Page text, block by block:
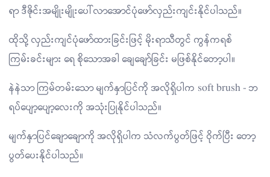
ရာ ဒီဇိုင်းအမျိုးမျိုးပေါ်လာအောင်ပုံဖော်လှည်းကျင်းနိုင်ပါသည်။
ထိုသို့ လှည်းကျင်ပုံဖော်ထားခြင်းဖြင့် မိုးရာသီတွင် ကွန်ကရစ်
ကြမ်းခင်းများ ရေ စိုသောအခါ ချေချော်ခြင်း မဖြစ်နိုင်တော့ပါ။
နဲနဲသာ ကြမ်တမ်းသော မျက်နှာပြင်ကို အလိုရှိပါက soft brush - ဘ
ရပ်ပျော့ပျော့လေးကို အသုံးပြုနိုင်ပါသည်။
မျက်နှာပြင်ချောချောကို အလိုရှိပါက သံလက်ပွတ်ဖြင့် ဝိုက်ပြီး တော့
ပွတ်ပေးနိုင်ပါသည်။